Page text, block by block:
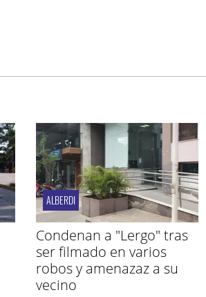
ALBERDI
Condenan a "Lergo" tras
ser filmado en varios
robos y amenazaz a su
vecino